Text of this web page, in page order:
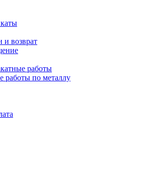
и возврат
работы
работы по металлу